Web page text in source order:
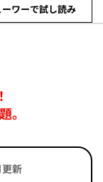
ワーで試し読み
。
新